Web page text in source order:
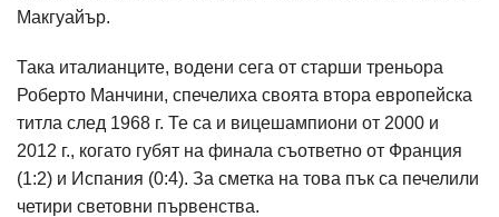
Макгуайър.
Така италианците, водени сега от старши треньора
Роберто Манчини, спечелиха своята втора европейска
титла след 1968 г. Те са и вицешампиони от 2000 и
2012 г., когато губят на финала съответно от Франция
(1:2) и Испания (0:4). За сметка на това пък са печелили
четири световни първенства.